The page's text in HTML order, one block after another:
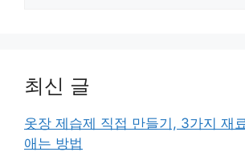
최신 글
옷장 제습제 직접 만들기, 3가지 재
애는 방법